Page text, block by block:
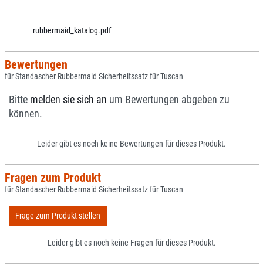
rubbermaid_katalog.pdf
Bewertungen
für Standascher Rubbermaid Sicherheitssatz für Tuscan
Bitte melden sie sich an um Bewertungen abgeben zu
können.
Leider gibt es noch keine Bewertungen für dieses Produkt.
Fragen zum Produkt
für Standascher Rubbermaid Sicherheitssatz für Tuscan
Frage zum Produkt stellen
Leider gibt es noch keine Fragen für dieses Produkt.